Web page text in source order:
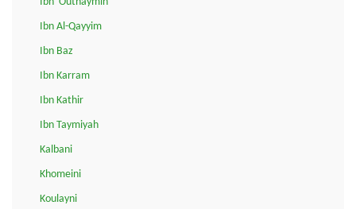
Ibn Al-Qayyim
Ibn Baz
Ibn Karram
Ibn Kathir
Ibn Taymiyah
Kalbani
Khomeini
Koulayni